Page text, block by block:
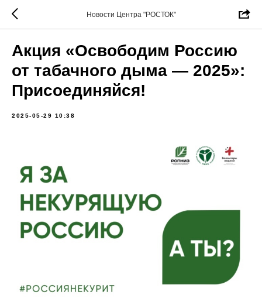
Новости Центра "РОСТОК"
Акция «Освободим Россию
от табачного дыма — 2025»:
Присоединяйся!
2025-05-29 10:38